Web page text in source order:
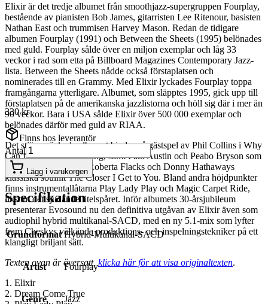
Elixir är det tredje albumet från smoothjazz-supergruppen Fourplay,
bestående av pianisten Bob James, gitarristen Lee Ritenour, basisten
Nathan East och trummisen Harvey Mason. Redan de tidigare
albumen Fourplay (1991) och Between the Sheets (1995) belönades
med guld. Fourplay sålde över en miljon exemplar och låg 33
veckor i rad som etta på Billboard Magazines Contemporary Jazz-
lista. Between the Sheets nådde också förstaplatsen och
nominerades till en Grammy. Med Elixir lyckades Fourplay toppa
framgångarna ytterligare. Albumet, som släpptes 1995, gick upp till
förstaplatsen på de amerikanska jazzlistorna och höll sig där i mer än
90 veckor. Bara i USA sålde Elixir över 500 000 exemplar och
belönades därför med guld av RIAA.
Det stjärnspäckade albumet bjuder på gästspel av Phil Collins i Why
Can’t It Wait Till Morning, samt Patti Austin och Peabo Bryson som
gör en lysande duett i Roberta Flacks och Donny Hathaways
klassiska soulhit The Closer I Get to You. Bland andra höjdpunkter
finns instrumentallåtarna Play Lady Play och Magic Carpet Ride,
liksom det sjudande titelspåret. Inför albumets 30-årsjubileum
presenterar Evosound nu den definitiva utgåvan av Elixir även som
audiophil hybrid multikanal-SACD, med en ny 5.1-mix som lyfter
fram Cheskys välkända produktions- och inspelningstekniker på ett
klangligt briljant sätt.
Texten ovan är översatt, klicka här för att visa originaltexten.
1. Elixir
2. Dream Come True
330 kr
Finns hos leverantör
Antal
Lägg i varukorgen
Specifikation
Grundformat Hybrid-Multikanal-SACD
Artist Fourplay
Genre Jazz